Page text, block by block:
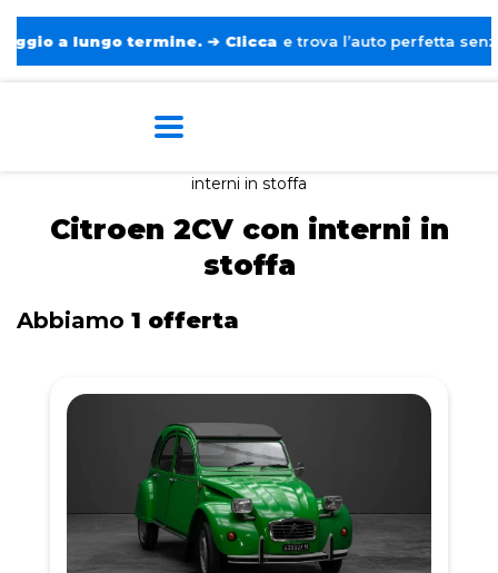
a lungo termine. ➔ Clicca e trova l’auto perfetta senza
interni in stoffa
Citroen 2CV con interni in
stoffa
Abbiamo 1 offerta